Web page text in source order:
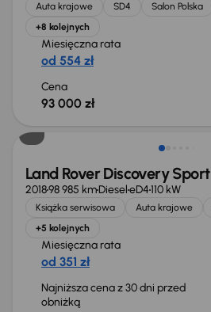
Auta krajowe SD4 Salon Polska
+8 kolejnych
Miesięczna rata
od 554 zł
Cena
93 000 zł
Land Rover Discovery Sport
201898 985 kmDieseleD4110 kW
Książka serwisowa Auta krajowe
+5 kolejnych
Miesięczna rata
od 351 zł
Najniższa cena z 30 dni przed
obniżką